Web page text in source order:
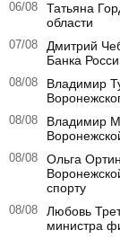
06/08
Татьяна
области
07/08
Дмитрий
Банка
08/08
Владимир
08/08
Владимир
08/08
Ольга
спорту
08/08
Любовь
министра